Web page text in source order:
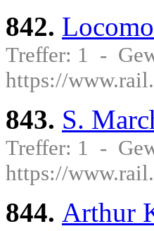
842.
Treffer: 1 -
https://
843. S.
Treffer: 1 -
https://
844. Arthur